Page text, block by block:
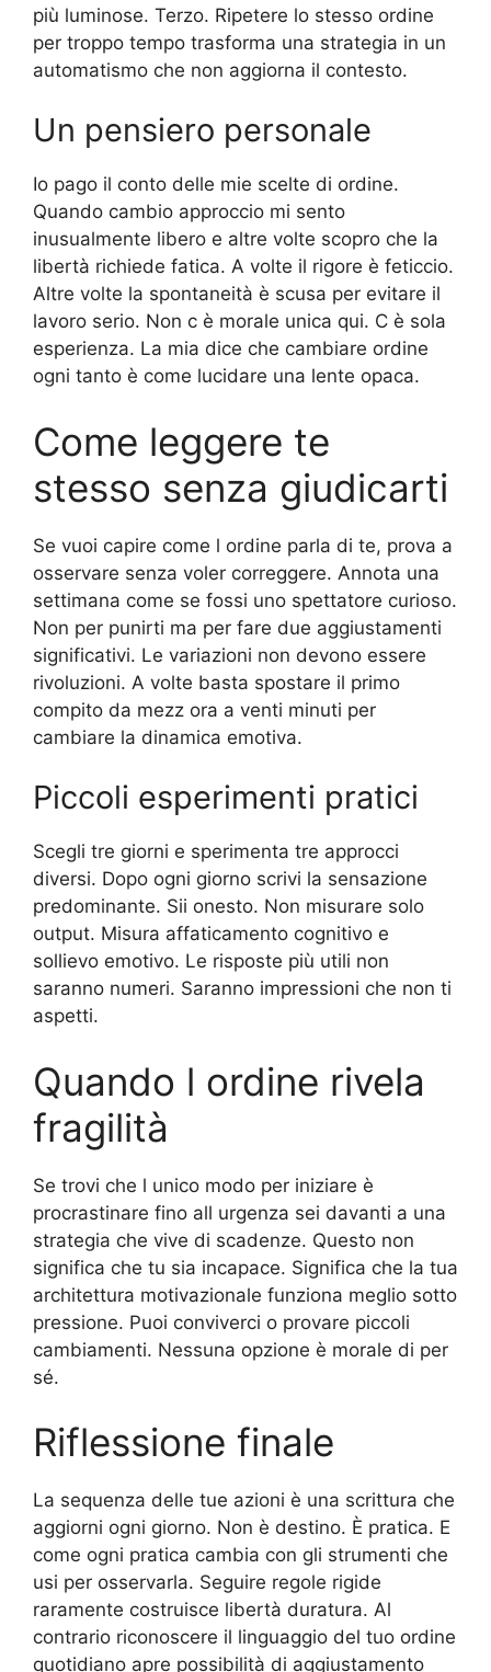
più luminose. Terzo. Ripetere lo stesso ordine
per troppo tempo trasforma una strategia in un
automatismo che non aggiorna il contesto.
Un pensiero personale
Io pago il conto delle mie scelte di ordine.
Quando cambio approccio mi sento
inusualmente libero e altre volte scopro che la
libertà richiede fatica. A volte il rigore è feticcio.
Altre volte la spontaneità è scusa per evitare il
lavoro serio. Non c è morale unica qui. C è sola
esperienza. La mia dice che cambiare ordine
ogni tanto è come lucidare una lente opaca.
Come leggere te
stesso senza giudicarti
Se vuoi capire come l ordine parla di te, prova a
osservare senza voler correggere. Annota una
settimana come se fossi uno spettatore curioso.
Non per punirti ma per fare due aggiustamenti
significativi. Le variazioni non devono essere
rivoluzioni. A volte basta spostare il primo
compito da mezz ora a venti minuti per
cambiare la dinamica emotiva.
Piccoli esperimenti pratici
Scegli tre giorni e sperimenta tre approcci
diversi. Dopo ogni giorno scrivi la sensazione
predominante. Sii onesto. Non misurare solo
output. Misura affaticamento cognitivo e
sollievo emotivo. Le risposte più utili non
saranno numeri. Saranno impressioni che non ti
aspetti.
Quando l ordine rivela
fragilità
Se trovi che l unico modo per iniziare è
procrastinare fino all urgenza sei davanti a una
strategia che vive di scadenze. Questo non
significa che tu sia incapace. Significa che la tua
architettura motivazionale funziona meglio sotto
pressione. Puoi conviverci o provare piccoli
cambiamenti. Nessuna opzione è morale di per
sé.
Riflessione finale
La sequenza delle tue azioni è una scrittura che
aggiorni ogni giorno. Non è destino. È pratica. E
come ogni pratica cambia con gli strumenti che
usi per osservarla. Seguire regole rigide
raramente costruisce libertà duratura. Al
contrario riconoscere il linguaggio del tuo ordine
quotidiano apre possibilità di aggiustamento